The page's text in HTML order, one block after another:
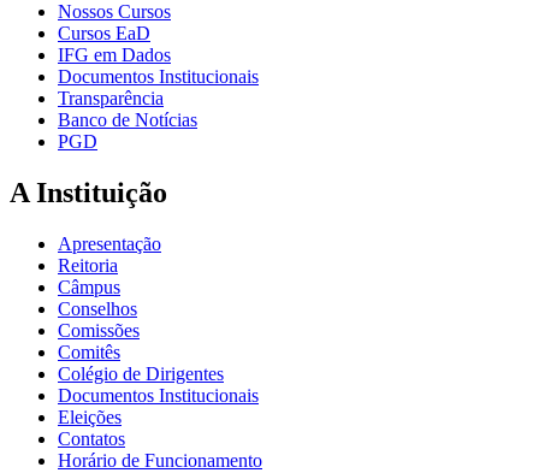
Nossos Cursos
Cursos EaD
IFG em Dados
Documentos Institucionais
Transparência
Banco de Notícias
PGD
A Instituição
Apresentação
Reitoria
Câmpus
Conselhos
Comissões
Comitês
Colégio de Dirigentes
Documentos Institucionais
Eleições
Contatos
Horário de Funcionamento